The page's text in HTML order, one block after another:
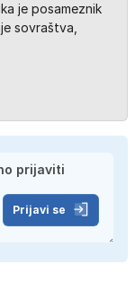
je posameznik
sovraštva,
Prijavi se